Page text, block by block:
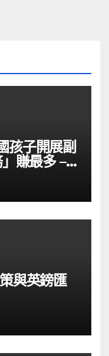
孩子開展副
賺最多 –
與英鎊匯